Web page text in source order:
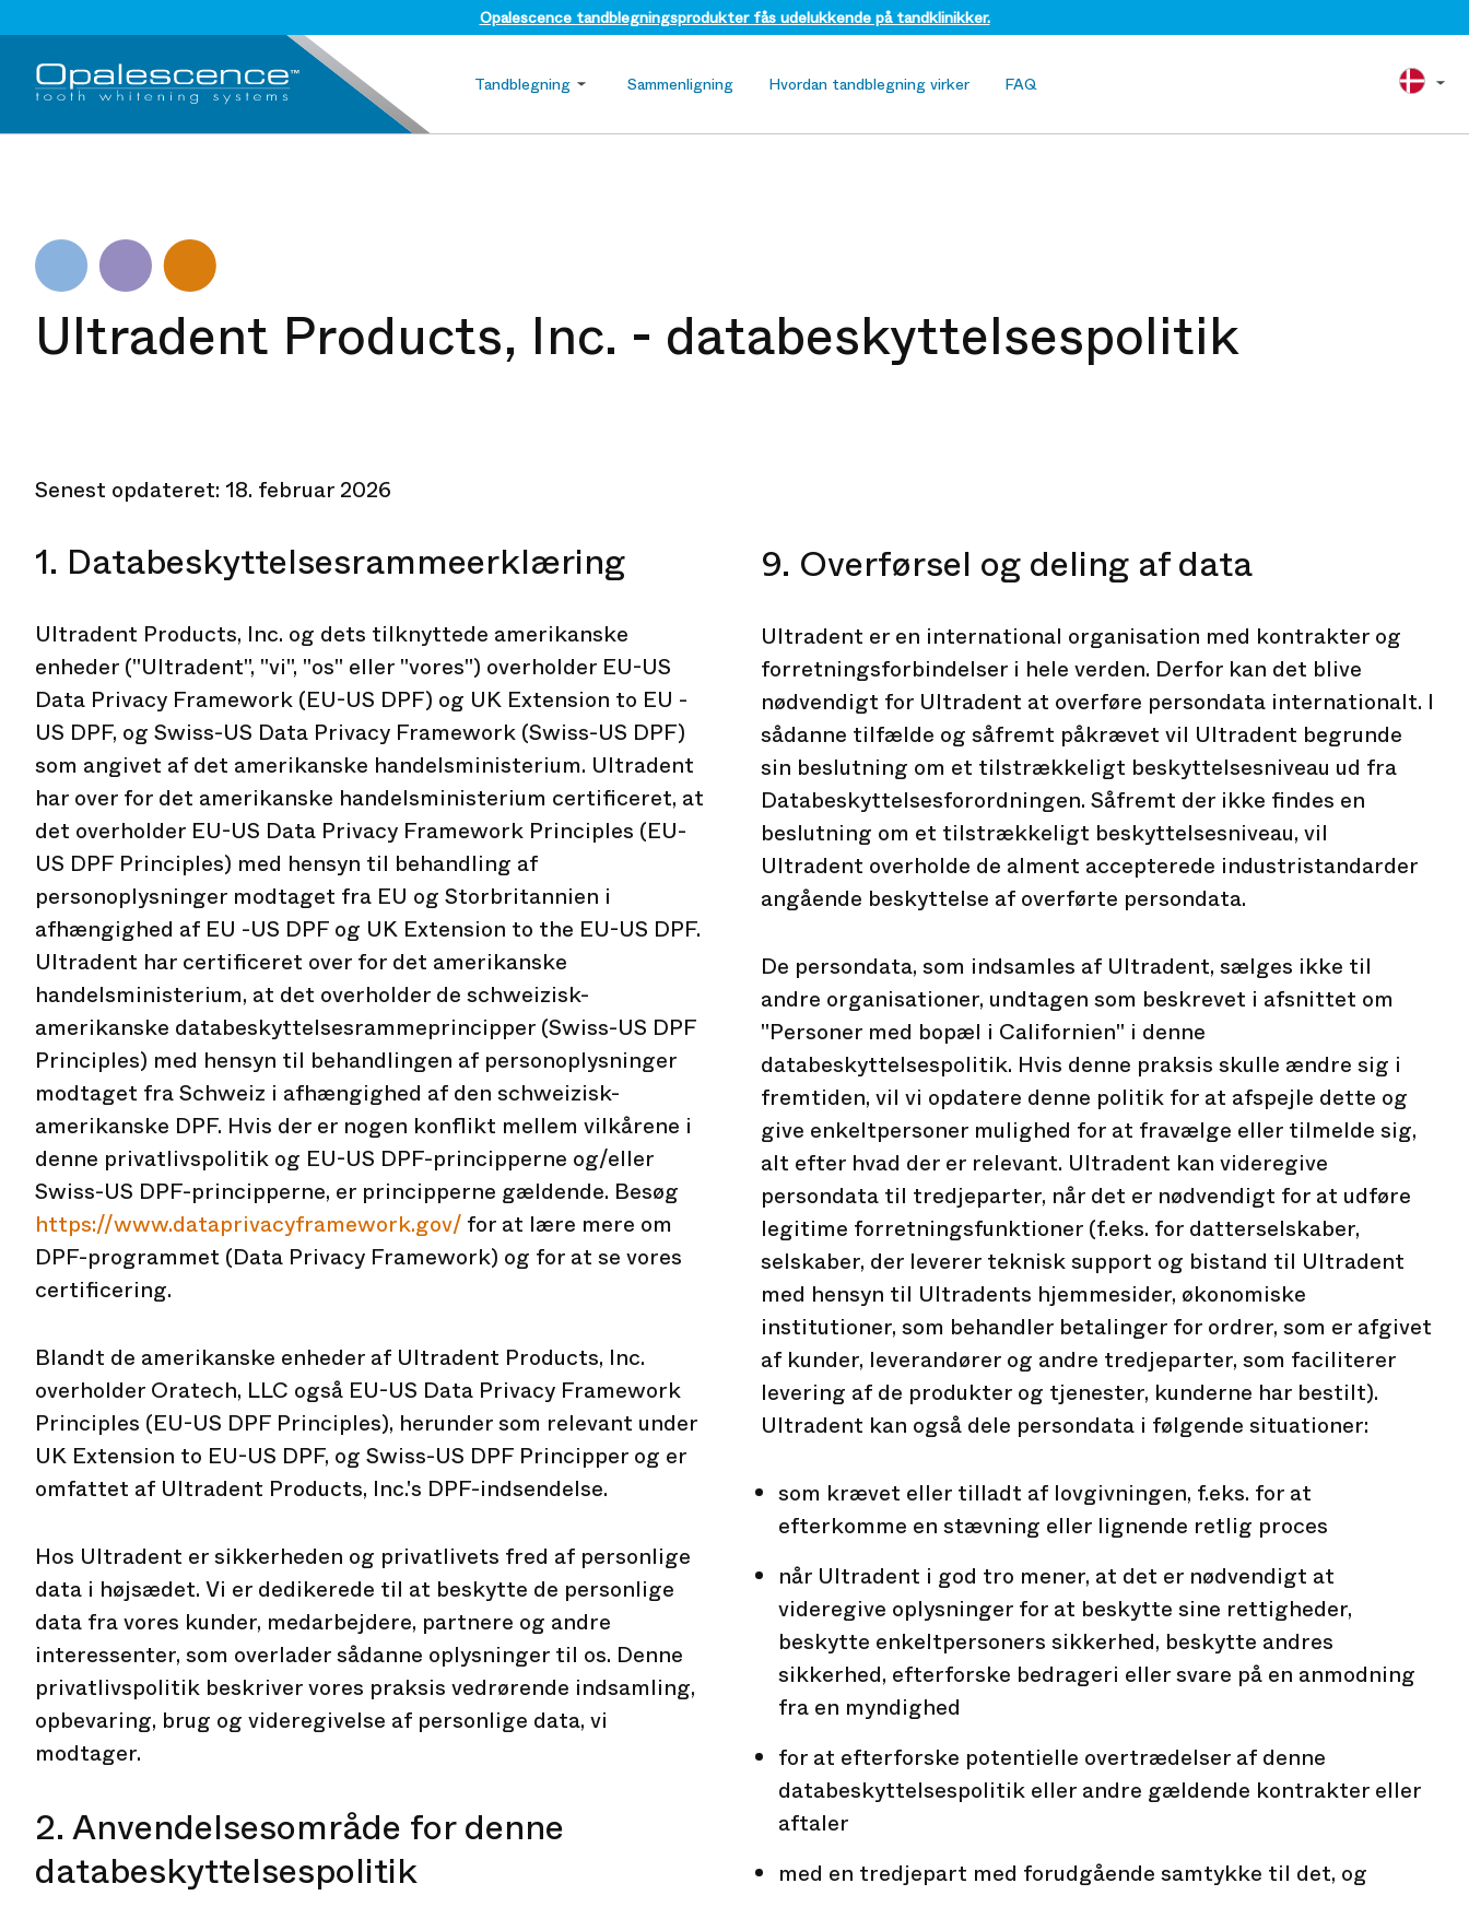
Opalescence tandblegningsprodukter fås udelukkende på tandklinikker.
Tandblegning Sammenligning Hvordan tandblegning virker FAQ
Ultradent Products, Inc. - databeskyttelsespolitik
Senest opdateret: 18. februar 2026
1. Databeskyttelsesrammeerklæring
Ultradent Products, Inc. og dets tilknyttede amerikanske
enheder ("Ultradent", "vi", "os" eller "vores") overholder EU-US
Data Privacy Framework (EU-US DPF) og UK Extension to EU -
US DPF, og Swiss-US Data Privacy Framework (Swiss-US DPF)
som angivet af det amerikanske handelsministerium. Ultradent
har over for det amerikanske handelsministerium certificeret, at
det overholder EU-US Data Privacy Framework Principles (EU-
US DPF Principles) med hensyn til behandling af
personoplysninger modtaget fra EU og Storbritannien i
afhængighed af EU -US DPF og UK Extension to the EU-US DPF.
Ultradent har certificeret over for det amerikanske
handelsministerium, at det overholder de schweizisk-
amerikanske databeskyttelsesrammeprincipper (Swiss-US DPF
Principles) med hensyn til behandlingen af personoplysninger
modtaget fra Schweiz i afhængighed af den schweizisk-
amerikanske DPF. Hvis der er nogen konflikt mellem vilkårene i
denne privatlivspolitik og EU-US DPF-principperne og/eller
Swiss-US DPF-principperne, er principperne gældende. Besøg
https://www.dataprivacyframework.gov/ for at lære mere om
DPF-programmet (Data Privacy Framework) og for at se vores
certificering.
Blandt de amerikanske enheder af Ultradent Products, Inc.
overholder Oratech, LLC også EU-US Data Privacy Framework
Principles (EU-US DPF Principles), herunder som relevant under
UK Extension to EU-US DPF, og Swiss-US DPF Principper og er
omfattet af Ultradent Products, Inc.'s DPF-indsendelse.
Hos Ultradent er sikkerheden og privatlivets fred af personlige
data i højsædet. Vi er dedikerede til at beskytte de personlige
data fra vores kunder, medarbejdere, partnere og andre
interessenter, som overlader sådanne oplysninger til os. Denne
privatlivspolitik beskriver vores praksis vedrørende indsamling,
opbevaring, brug og videregivelse af personlige data, vi
modtager.
2. Anvendelsesområde for denne
databeskyttelsespolitik
9. Overførsel og deling af data
Ultradent er en international organisation med kontrakter og
forretningsforbindelser i hele verden. Derfor kan det blive
nødvendigt for Ultradent at overføre persondata internationalt. I
sådanne tilfælde og såfremt påkrævet vil Ultradent begrunde
sin beslutning om et tilstrækkeligt beskyttelsesniveau ud fra
Databeskyttelsesforordningen. Såfremt der ikke findes en
beslutning om et tilstrækkeligt beskyttelsesniveau, vil
Ultradent overholde de alment accepterede industristandarder
angående beskyttelse af overførte persondata.
De persondata, som indsamles af Ultradent, sælges ikke til
andre organisationer, undtagen som beskrevet i afsnittet om
"Personer med bopæl i Californien" i denne
databeskyttelsespolitik. Hvis denne praksis skulle ændre sig i
fremtiden, vil vi opdatere denne politik for at afspejle dette og
give enkeltpersoner mulighed for at fravælge eller tilmelde sig,
alt efter hvad der er relevant. Ultradent kan videregive
persondata til tredjeparter, når det er nødvendigt for at udføre
legitime forretningsfunktioner (f.eks. for datterselskaber,
selskaber, der leverer teknisk support og bistand til Ultradent
med hensyn til Ultradents hjemmesider, økonomiske
institutioner, som behandler betalinger for ordrer, som er afgivet
af kunder, leverandører og andre tredjeparter, som faciliterer
levering af de produkter og tjenester, kunderne har bestilt).
Ultradent kan også dele persondata i følgende situationer:
som krævet eller tilladt af lovgivningen, f.eks. for at
efterkomme en stævning eller lignende retlig proces
når Ultradent i god tro mener, at det er nødvendigt at
videregive oplysninger for at beskytte sine rettigheder,
beskytte enkeltpersoners sikkerhed, beskytte andres
sikkerhed, efterforske bedrageri eller svare på en anmodning
fra en myndighed
for at efterforske potentielle overtrædelser af denne
databeskyttelsespolitik eller andre gældende kontrakter eller
aftaler
med en tredjepart med forudgående samtykke til det, og